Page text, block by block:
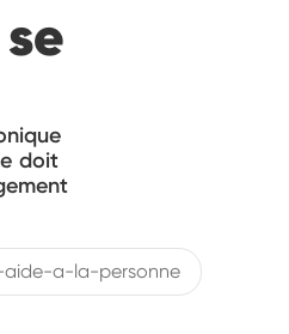
doit
a-la-personne